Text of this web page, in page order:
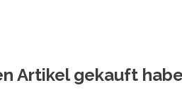
Artikel gekauft